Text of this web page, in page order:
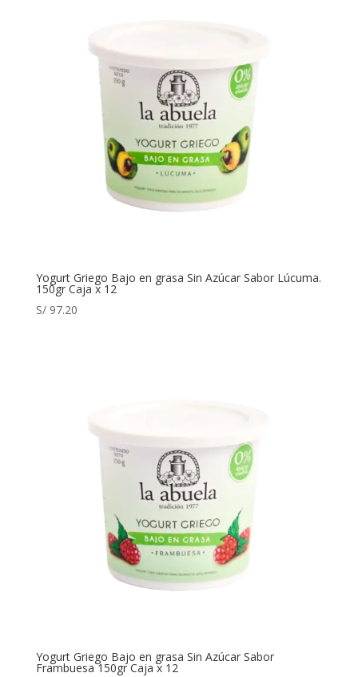
Yogurt Griego Bajo en grasa Sin Azúcar Sabor Lúcuma.
150gr Caja x 12
S/97.20
Yogurt Griego Bajo en grasa Sin Azúcar Sabor
Frambuesa 150gr Caja x 12